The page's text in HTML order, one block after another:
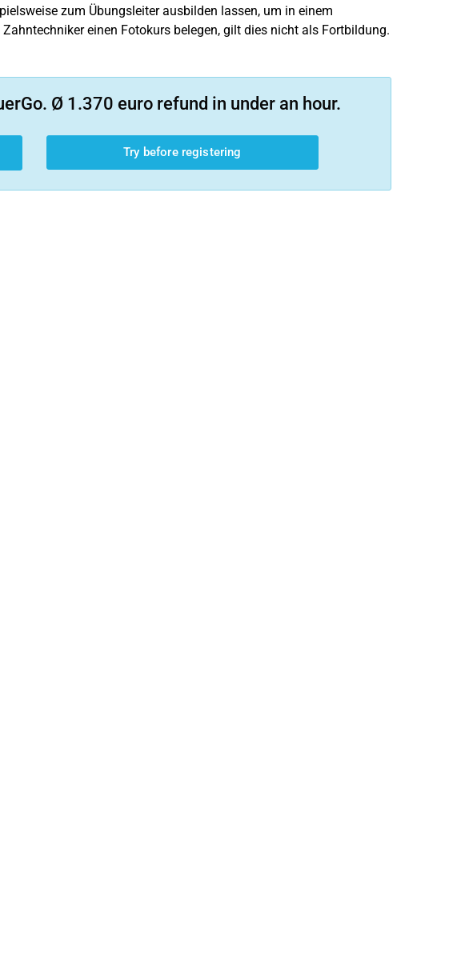
zum Übungsleiter ausbilden lassen, um in einem
einen Fotokurs belegen, gilt dies nicht als Fortbildung.
Ø 1.370 euro refund in under an hour.
Try before registering